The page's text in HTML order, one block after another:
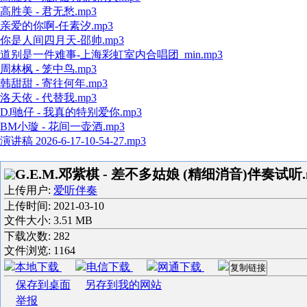
高胜美 - 君无愁.mp3
亲爱的你啊-任素汐.mp3
你是人间四月天-邵帅.mp3
道别是一件难事-上海彩虹室内合唱团_min.mp3
周林枫 - 笼中鸟.mp3
韩甜甜 - 寄往何年.mp3
洛天依 - 代替我.mp3
DJ驰仔 - 我真的特别爱你.mp3
BM小璇 - 花间一壶酒.mp3
演讲稿 2026-6-17-10-54-27.mp3
G.E.M.邓紫棋 - 差不多姑娘 (精细消音)伴奏试听
上传用户: 爱听伴奏
上传时间: 2021-03-10
文件大小: 3.51 MB
下载次数: 282
文件浏览: 1164
本地下载
电信下载 网通下载 复制链接
保存到桌面
另存到我的网站
举报